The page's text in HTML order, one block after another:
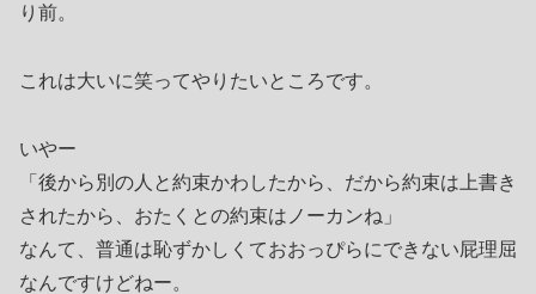
り前。
これは大いに笑ってやりたいところです。
いやー
「後から別の人と約束かわしたから、だから約束は上書き
されたから、おたくとの約束はノーカンね」
なんて、普通は恥ずかしくておおっぴらにできない屁理屈
なんですけどねー。